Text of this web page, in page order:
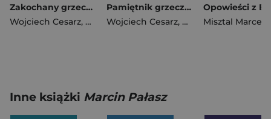
Zakochany grzeczny pies
Wojciech Cesarz, Katarzyna Terechowicz
Pamiętnik grzecznego psa
Wojciech Cesarz, Katarzyna
Misztal
Inne książki Marcin Pałasz